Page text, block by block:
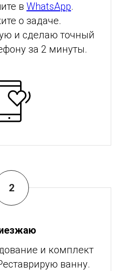
в WhatsApp.
о задаче.
и сделаю точный
за 2 минуты.
и комплект
ванну.